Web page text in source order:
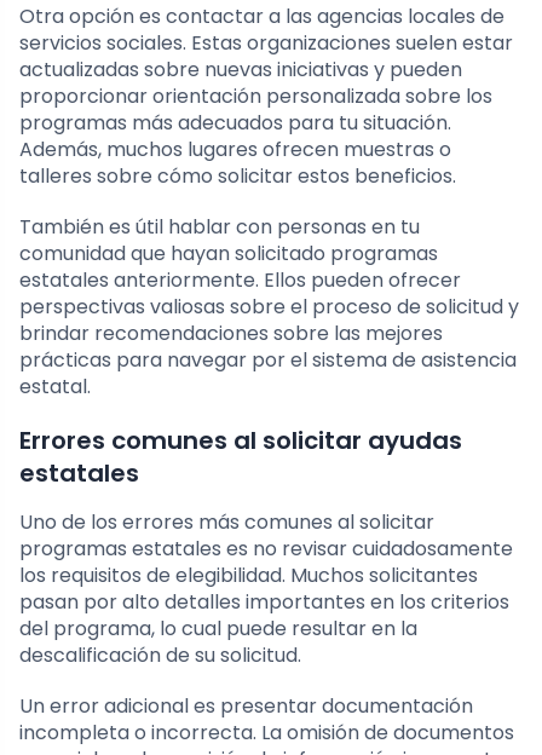
Otra opción es contactar a las agencias locales de
servicios sociales. Estas organizaciones suelen estar
actualizadas sobre nuevas iniciativas y pueden
proporcionar orientación personalizada sobre los
programas más adecuados para tu situación.
Además, muchos lugares ofrecen muestras o
talleres sobre cómo solicitar estos beneficios.
También es útil hablar con personas en tu
comunidad que hayan solicitado programas
estatales anteriormente. Ellos pueden ofrecer
perspectivas valiosas sobre el proceso de solicitud y
brindar recomendaciones sobre las mejores
prácticas para navegar por el sistema de asistencia
estatal.
Errores comunes al solicitar ayudas
estatales
Uno de los errores más comunes al solicitar
programas estatales es no revisar cuidadosamente
los requisitos de elegibilidad. Muchos solicitantes
pasan por alto detalles importantes en los criterios
del programa, lo cual puede resultar en la
descalificación de su solicitud.
Un error adicional es presentar documentación
incompleta o incorrecta. La omisión de documentos